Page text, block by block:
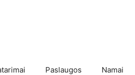
Paslaugos Namai